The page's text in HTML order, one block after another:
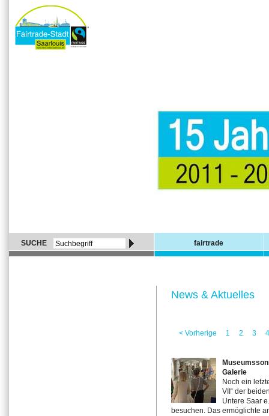
SUCHE fairtrade
News & Aktuelles
< Vorherige 1 2 3 4
Galerie
Noch ein
VII“ der
Untere Saar
besuchen. Das ermöglichte